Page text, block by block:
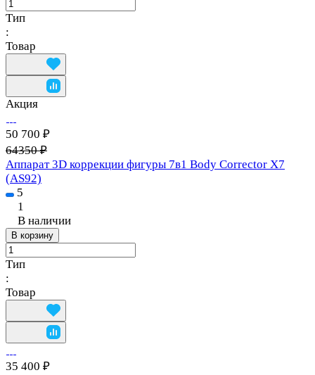
Тип
:
Товар
Акция
50 700 ₽
64350 ₽
Аппарат 3D коррекции фигуры 7в1 Body Corrector X7
(AS92)
5
1
В наличии
В корзину
Тип
:
Товар
35 400 ₽